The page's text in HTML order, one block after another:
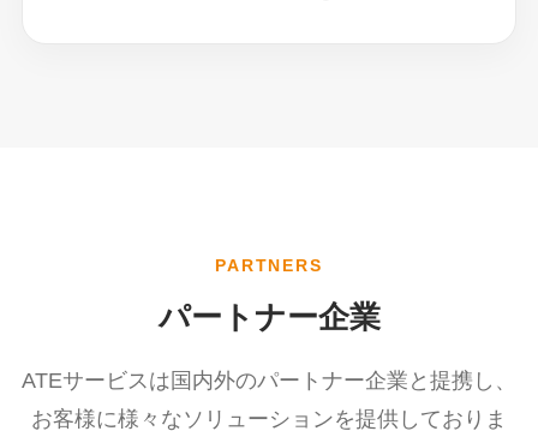
PARTNERS
パートナー企業
ATEサービスは国内外のパートナー企業と提携し、
お客様に様々なソリューションを提供しておりま